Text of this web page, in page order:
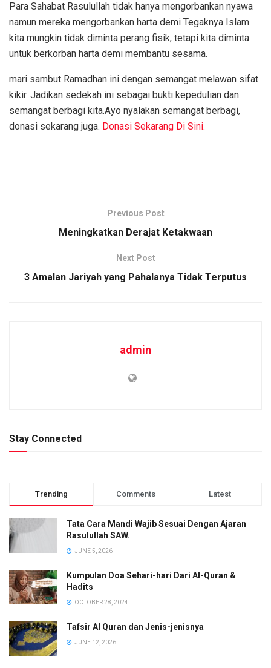
Para Sahabat Rasulullah tidak hanya mengorbankan nyawa
namun mereka mengorbankan harta demi Tegaknya Islam.
kita mungkin tidak diminta perang fisik, tetapi kita diminta
untuk berkorban harta demi membantu sesama.
mari sambut Ramadhan ini dengan semangat melawan sifat
kikir. Jadikan sedekah ini sebagai bukti kepedulian dan
semangat berbagi kita.Ayo nyalakan semangat berbagi,
donasi sekarang juga. Donasi Sekarang Di Sini.
Previous Post
Meningkatkan Derajat Ketakwaan
Next Post
3 Amalan Jariyah yang Pahalanya Tidak Terputus
admin
Stay Connected
Trending Comments Latest
Tata Cara Mandi Wajib Sesuai Dengan Ajaran
Rasulullah SAW.
JUNE 5, 2026
Kumpulan Doa Sehari-hari Dari Al-Quran &
Hadits
OCTOBER 28, 2024
Tafsir Al Quran dan Jenis-jenisnya
JUNE 12, 2026